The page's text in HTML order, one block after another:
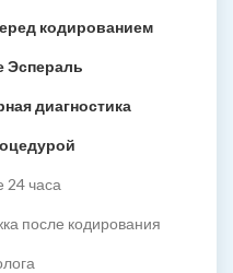
кодированием
Эспераль
диагностика
24 часа
после кодирования